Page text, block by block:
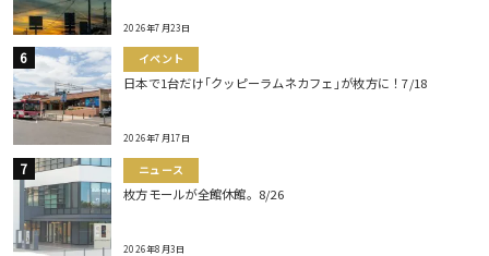
2026年7月23日
イベント
日本で1台だけ｢クッピーラムネカフェ｣が枚方に！7/18
2026年7月17日
ニュース
枚方モールが全館休館。8/26
2026年8月3日